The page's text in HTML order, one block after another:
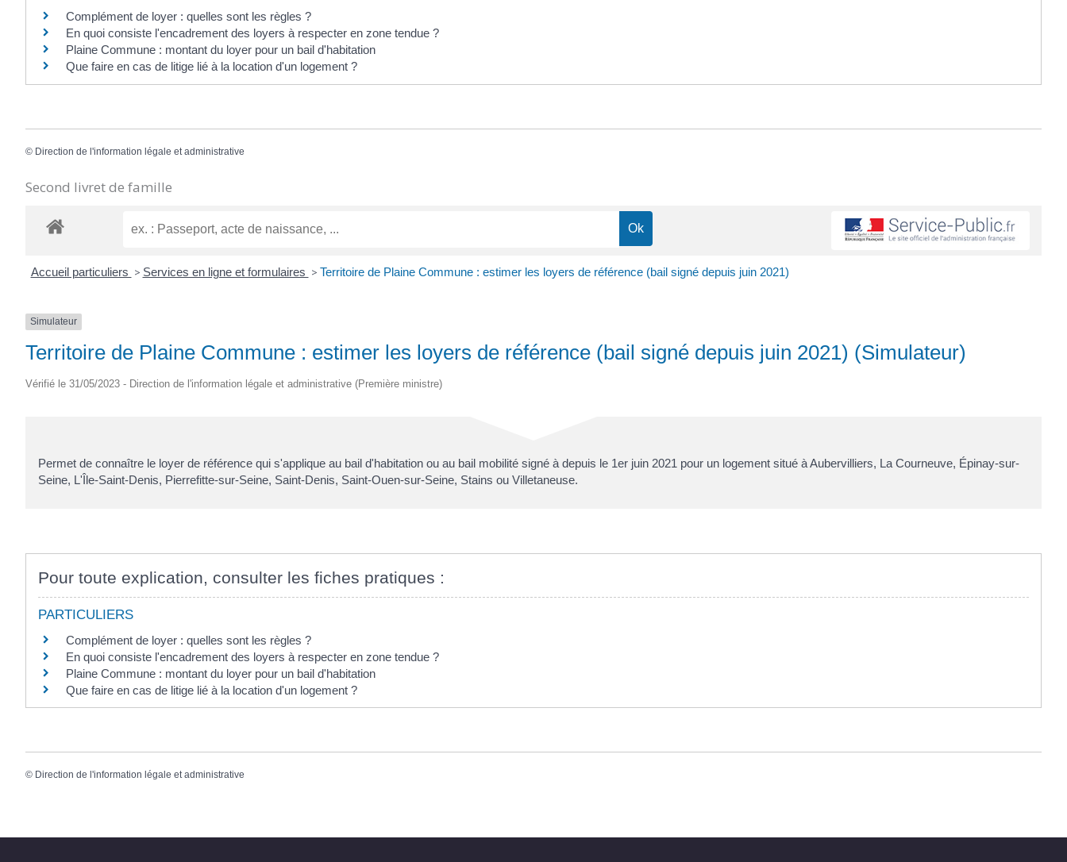
Complément de loyer : quelles sont les règles ?
En quoi consiste l'encadrement des loyers à respecter en zone tendue ?
Plaine Commune : montant du loyer pour un bail d'habitation
Que faire en cas de litige lié à la location d'un logement ?
© Direction de l'information légale et administrative
Second livret de famille
Accueil particuliers > Services en ligne et formulaires > Territoire de Plaine Commune : estimer les loyers de référence (bail signé depuis juin 2021)
Simulateur
Territoire de Plaine Commune : estimer les loyers de référence (bail signé depuis juin 2021) (Simulateur)
Vérifié le 31/05/2023 - Direction de l'information légale et administrative (Première ministre)
Permet de connaître le loyer de référence qui s'applique au bail d'habitation ou au bail mobilité signé à depuis le 1er juin 2021 pour un logement situé à Aubervilliers, La Courneuve, Épinay-sur-
Seine, L'Île-Saint-Denis, Pierrefitte-sur-Seine, Saint-Denis, Saint-Ouen-sur-Seine, Stains ou Villetaneuse.
Pour toute explication, consulter les fiches pratiques :
PARTICULIERS
Complément de loyer : quelles sont les règles ?
En quoi consiste l'encadrement des loyers à respecter en zone tendue ?
Plaine Commune : montant du loyer pour un bail d'habitation
Que faire en cas de litige lié à la location d'un logement ?
© Direction de l'information légale et administrative